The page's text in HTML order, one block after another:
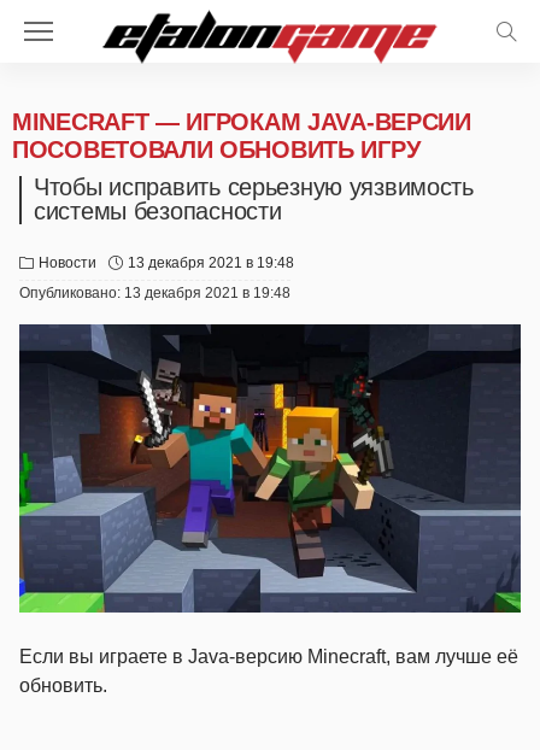
MINECRAFT — ИГРОКАМ JAVA-ВЕРСИИ
ПОСОВЕТОВАЛИ ОБНОВИТЬ ИГРУ
Чтобы исправить серьезную уязвимость
системы безопасности
Новости
13 декабря 2021 в 19:48
Опубликовано: 13 декабря 2021 в 19:48
Если вы играете в Java-версию Minecraft, вам лучше её
обновить.